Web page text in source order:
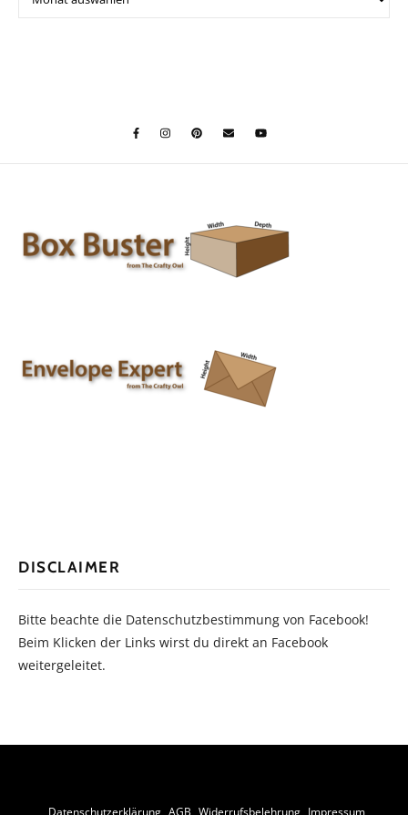
DISCLAIMER
Bitte beachte die Datenschutzbestimmung von Facebook!
Beim Klicken der Links wirst du direkt an Facebook
weitergeleitet.